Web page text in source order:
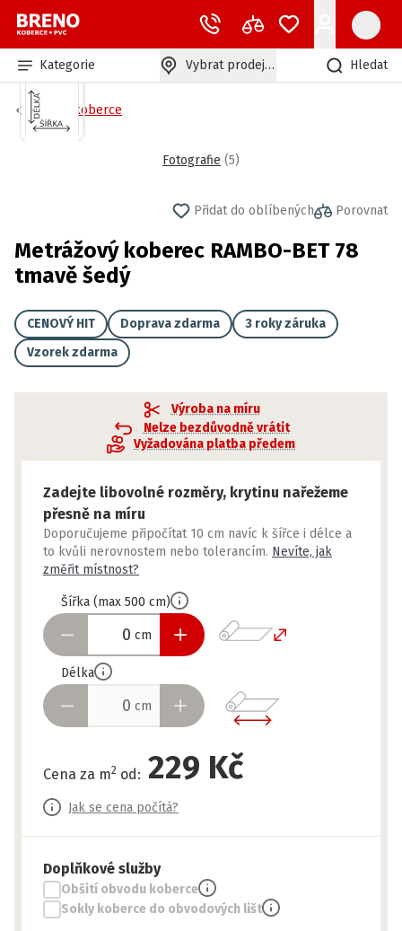
Kategorie Vybrat prodejnu Hledat
Bytové koberce
Fotografie (5)
Přidat do oblíbených Porovnat
Metrážový koberec RAMBO-BET 78
tmavě šedý
CENOVÝ HIT Doprava zdarma
3 roky záruka
Vzorek zdarma
Výroba na míru
Nelze bezdůvodně vrátit
Vyžadována platba předem
Zadejte libovolné rozměry, krytinu nařežeme
přesně na míru
Doporučujeme připočítat 10 cm navíc k šířce i délce a
to kvůli nerovnostem nebo tolerancím. Nevíte, jak
změřit místnost?
Šířka (max 500 cm)
cm
Délka
cm
Cena za m2 od: 229 Kč
Jak se cena počítá?
Doplňkové služby
Obšití obvodu koberce
Sokly koberce do obvodových lišt